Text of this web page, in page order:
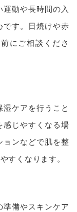
動や長時間の入
です。日焼けや赤
にご相談くださ
ケアを行うこと
感じやすくなる場
ョンなどで肌を整
すくなります。
備やスキンケア